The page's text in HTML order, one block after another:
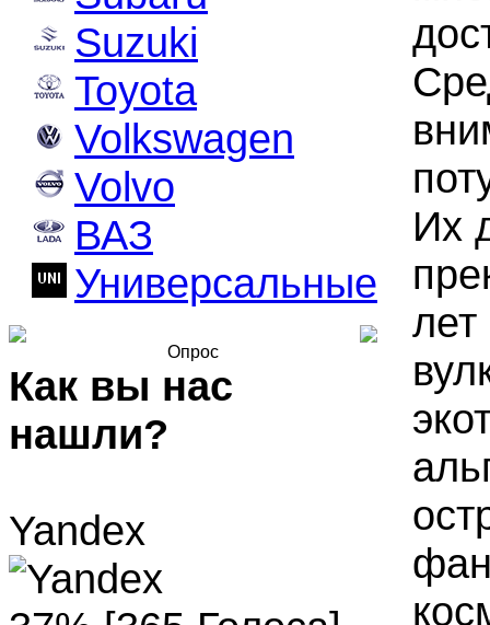
Suzuki
Toyota
Volkswagen
Volvo
ВАЗ
Универсальные
Опрос
Как вы нас
нашли?
Yandex
Их
лет